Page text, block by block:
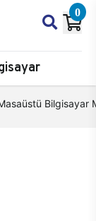
0
Bilgisayar